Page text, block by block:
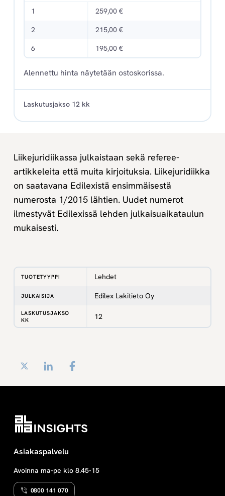
1 259,00 €
2 215,00 €
6 195,00 €
Alennettu hinta näytetään ostoskorissa.
Laskutusjakso 12 kk
Liikejuridiikassa julkaistaan sekä referee-
artikkeleita että muita kirjoituksia. Liikejuridiikka
on saatavana Edilexistä ensimmäisestä
numerosta 1/2015 lähtien. Uudet numerot
ilmestyvät Edilexissä lehden julkaisuaikataulun
mukaisesti.
TUOTETYYPPI Lehdet
JULKAISIJA Edilex Lakitieto Oy
LASKUTUSJAKSO
KK
12
Twitter LinkedIn
Asiakaspalvelu
Avoinna ma-pe klo 8.45-15
0800 141 070